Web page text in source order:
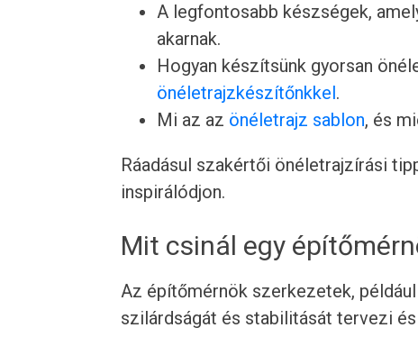
A legfontosabb készségek,
akarnak.
Hogyan készítsünk gyorsan
önéletrajzkészítőnkkel.
Mi az az önéletrajz sablon, és
Ráadásul szakértői önéletrajzírási
inspirálódjon.
Mit csinál egy
Az építőmérnök szerkezetek,
szilárdságát és stabilitását tervezi